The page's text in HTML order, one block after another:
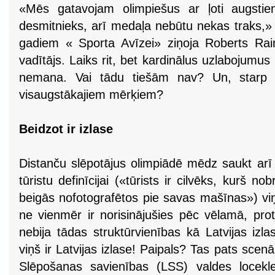
«Mēs gatavojam olimpiešus ar ļoti
desmitnieks, arī medaļa nebūtu nekas
gadiem « Sporta Avīzei» ziņoja Roberts
vadītājs. Laiks rit, bet kardinālus
nemana. Vai tādu tiešām nav? Un,
visaugstākajiem mērķiem?
Beidzot ir izlase
Distanču slēpotājus olimpiādē mēdz saukt
tūristu definīcijai («tūrists ir cilvēks, kurš
beigās nofotografētos pie savas mašīnas»)
ne vienmēr ir norisinājušies pēc vēlamā,
nebija tādas struktūrvienības kā Latvijas
viņš ir Latvijas izlase! Paipals? Tas pats
Slēpošanas savienības (LSS) valdes